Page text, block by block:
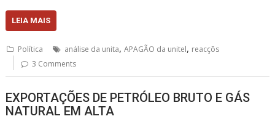
LEIA MAIS
Política análise da unita,APAGÃO da unitel, reacçõs
3 Comments
EXPORTAÇÕES DE PETRÓLEO BRUTO E GÁS
NATURAL EM ALTA